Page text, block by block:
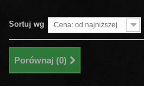
Sortuj wg Cena: od najniższej
Porównaj (0)